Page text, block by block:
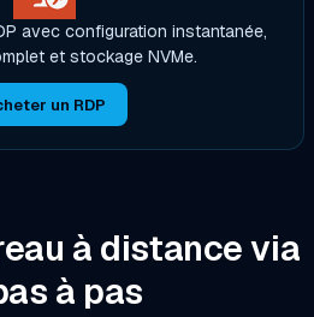
avec configuration instantanée,
et stockage NVMe.
un RDP
à distance via
à pas